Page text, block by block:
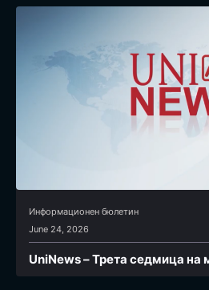
Информационен бюлетин
June 24, 2026
UniNews – Трета седмица на